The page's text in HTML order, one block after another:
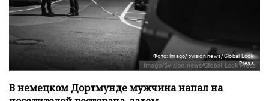
Фото: Imago/5vision.news/Global Look
Press
В немецком Дортмунде мужчина напал на